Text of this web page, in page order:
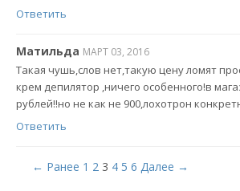
Ответить
Матильда МАРТ 03, 2016
Такая чушь,слов нет,такую цену ломят
крем депилятор ,ничего особенного!в
рублей!!но не как не 900,лохотрон
Ответить
← Ранее 1 2 3 4 5 6 Далее →